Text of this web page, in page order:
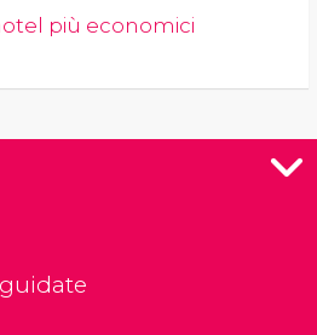
più economici